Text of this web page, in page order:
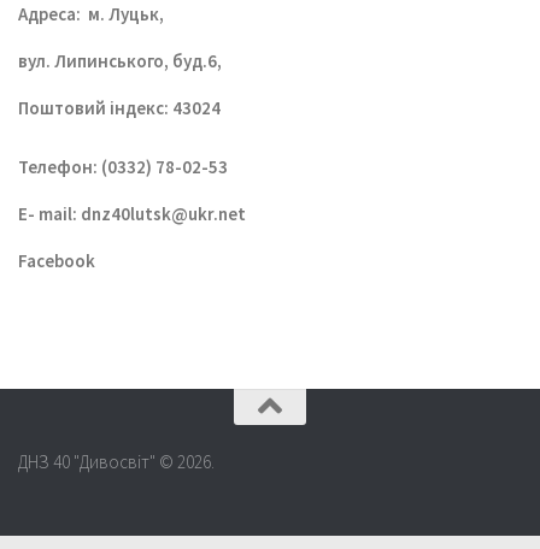
Aдреса: м. Луцьк,
вул. Липинського, буд.6,
Поштовий індекс: 43024
Телефон: (0332) 78-02-53
E- mail: dnz40lutsk@ukr.net
Facebook
ДНЗ 40 "Дивосвіт" © 2026.